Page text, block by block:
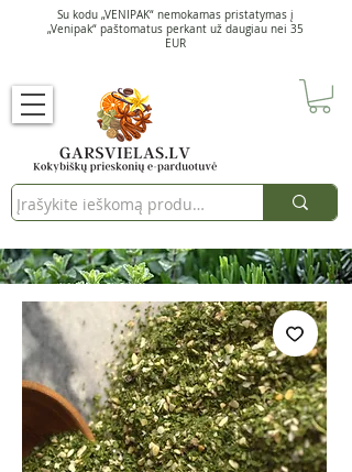
Su kodu „VENIPAK“ nemokamas pristatymas į
„Venipak“ paštomatus perkant už daugiau nei 35
EUR